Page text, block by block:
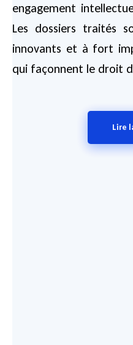
engagement
Les dossiers traités
innovants et à fort
qui façonnent le droit
Lire